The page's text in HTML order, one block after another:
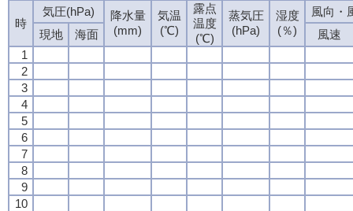
時
気圧(hPa)
降水量
(mm)
気温
(℃)
露点
温度
(℃)
蒸気圧
(hPa)
湿度
(％)
風向・
現地
海面
風速
1
2
3
4
5
6
7
8
9
10